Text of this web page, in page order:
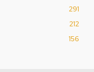
291
212
156